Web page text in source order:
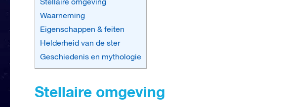
Waarneming
Eigenschappen & feiten
Helderheid van de ster
Geschiedenis en mythologie
Stellaire omgeving